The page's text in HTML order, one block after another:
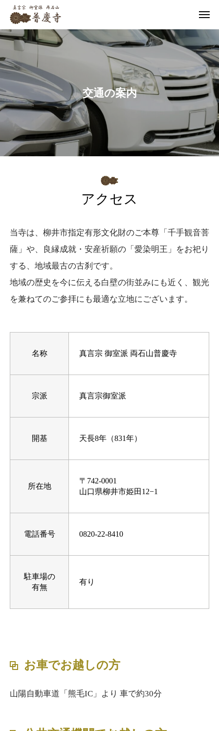
交通の案内
アクセス
当寺は、柳井市指定有形文化財のご本尊「千手観音菩
薩」や、良縁成就・安産祈願の「愛染明王」をお祀り
する、地域最古の古刹です。
地域の歴史を今に伝える白壁の街並みにも近く、観光
を兼ねてのご参拝にも最適な立地にございます。
名称 真言宗 御室派 両石山普慶寺
宗派 真言宗御室派
開基 天長8年（831年）
所在地
〒742-0001
山口県柳井市姫田12−1
電話番号 0820-22-8410
駐車場の
有無
有り
お車でお越しの方
山陽自動車道「熊毛IC」より 車で約30分